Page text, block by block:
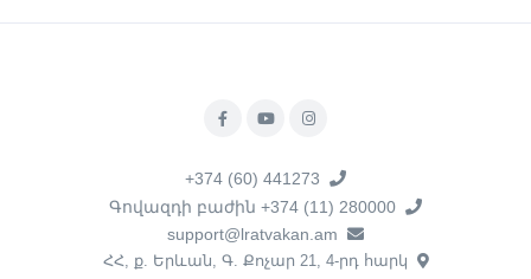
+374 (60) 441273
Գովազդի բաժին +374 (11) 280000
support@lratvakan.am
ՀՀ, ք. Երևան, Գ. Քոչար 21, 4-րդ հարկ